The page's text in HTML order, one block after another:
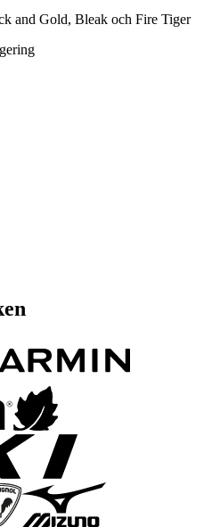
and Gold, Bleak och Fire Tiger